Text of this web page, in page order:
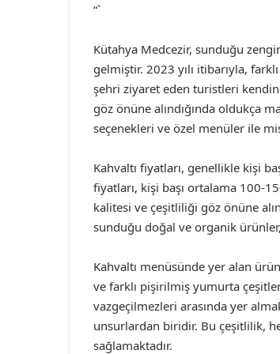
“`
Kütahya Medcezir, sunduğu
gelmiştir. 2023 yılı itibarıyla,
şehri ziyaret eden turistleri
göz önüne alındığında oldukça
seçenekleri ve özel menüler ile
Kahvaltı fiyatları, genellikle kişi
fiyatları, kişi başı ortalama 100-
kalitesi ve çeşitliliği göz önüne
sunduğu doğal ve organik
Kahvaltı menüsünde yer alan
ve farklı pişirilmiş yumurta
vazgeçilmezleri arasında yer
unsurlardan biridir. Bu çeşitlilik,
sağlamaktadır.